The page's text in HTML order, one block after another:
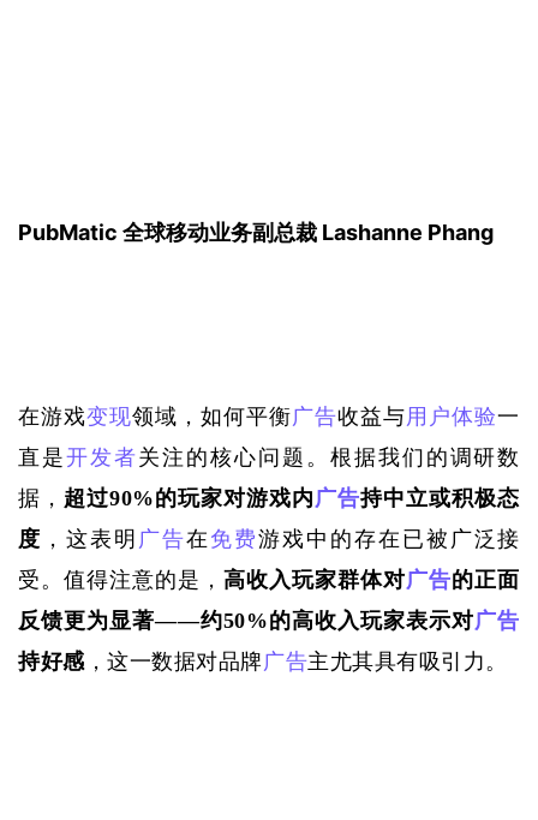
PubMatic 全球移动业务副总裁 Lashanne Phang
在游戏变现领域，如何平衡广告收益与用户体验一
直是开发者关注的核心问题。根据我们的调研数
据， 超过90%的玩家对游戏内广告持中立或积极态
度 ，这表明 广告在 免费游戏中的存在已被广泛接
受。值得注意的是，高收入玩家群体对广告的正面
反馈更为显著——约50%的高收入玩家表示对广告
持好感，这一数据对品牌 广告主尤其具有吸引力。